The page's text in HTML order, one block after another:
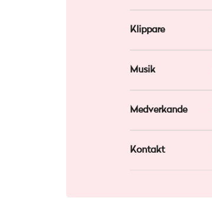
Klippare
Musik
Medverkande
Kontakt